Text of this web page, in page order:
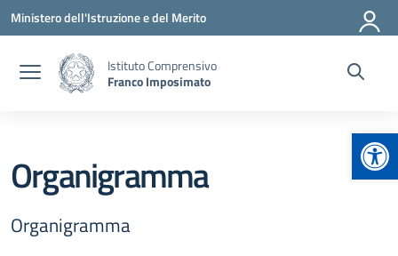
Vai ai contenuti
Vai al menu di navigazione
Vai al footer
Ministero dell'Istruzione e del Merito
Istituto Comprensivo
Franco Imposimato
Organigramma
Organigramma